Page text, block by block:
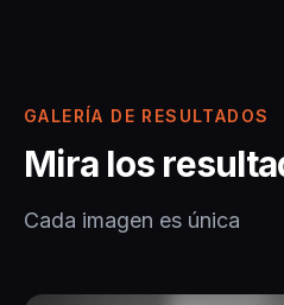
GALERÍA DE RESULTADOS
Mira los
Cada imagen es única